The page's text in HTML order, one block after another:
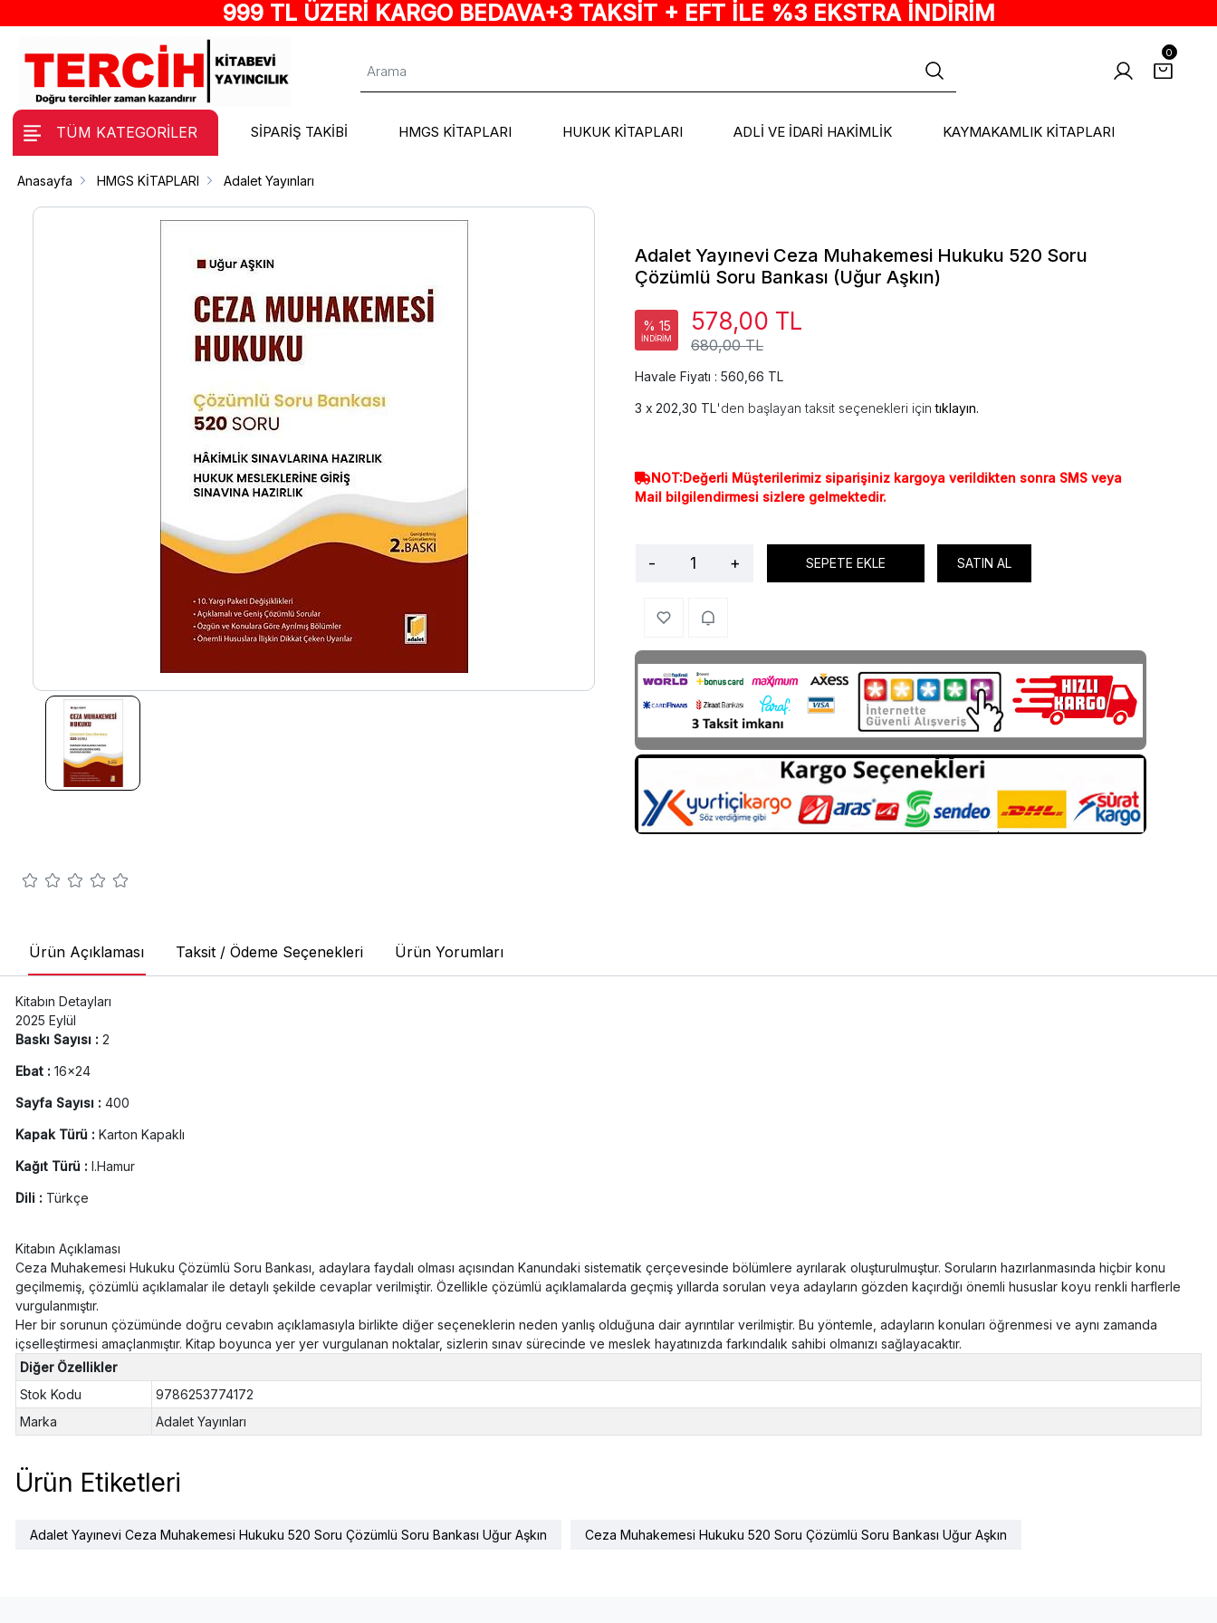
999 TL ÜZERİ KARGO BEDAVA+3 TAKSİT + EFT İLE %3 EKSTRA İNDİRİM
0
TÜM KATEGORİLER SİPARİŞ TAKİBİ HMGS KİTAPLARI HUKUK KİTAPLARI ADLİ VE İDARİ HAKİMLİK KAYMAKAMLIK KİTAPLARI
Anasayfa HMGS KİTAPLARI Adalet Yayınları
Adalet Yayınevi Ceza Muhakemesi Hukuku 520 Soru
Çözümlü Soru Bankası (Uğur Aşkın)
% 15
İNDİRİM 680,00 TL
578,00 TL
Havale Fiyatı : 560,66 TL
202,30 TL'den başlayan taksit seçenekleri içintıklayın.
NOT:Değerli Müşterilerimiz siparişiniz kargoya verildikten sonra SMS veya
Mail bilgilendirmesi sizlere gelmektedir.
- + SEPETE EKLE SATIN AL
Ürün Açıklaması Taksit / Ödeme Seçenekleri Ürün Yorumları
Kitabın Detayları
2025 Eylül
Baskı Sayısı : 2
Ebat : 16x24
Sayfa Sayısı : 400
Kapak Türü : Karton Kapaklı
Kağıt Türü : I.Hamur
Dili : Türkçe
Kitabın Açıklaması
Ceza Muhakemesi Hukuku Çözümlü Soru Bankası, adaylara faydalı olması açısından Kanundaki sistematik çerçevesinde bölümlere ayrılarak oluşturulmuştur. Soruların hazırlanmasında hiçbir konu
geçilmemiş, çözümlü açıklamalar ile detaylı şekilde cevaplar verilmiştir. Özellikle çözümlü açıklamalarda geçmiş yıllarda sorulan veya adayların gözden kaçırdığı önemli hususlar koyu renkli harflerle
vurgulanmıştır.
Her bir sorunun çözümünde doğru cevabın açıklamasıyla birlikte diğer seçeneklerin neden yanlış olduğuna dair ayrıntılar verilmiştir. Bu yöntemle, adayların konuları öğrenmesi ve aynı zamanda
içselleştirmesi amaçlanmıştır. Kitap boyunca yer yer vurgulanan noktalar, sizlerin sınav sürecinde ve meslek hayatınızda farkındalık sahibi olmanızı sağlayacaktır.
Diğer Özellikler
Stok Kodu
9786253774172
Marka
Adalet Yayınları
Ürün Etiketleri
Adalet Yayınevi Ceza Muhakemesi Hukuku 520 Soru Çözümlü Soru Bankası Uğur Aşkın Ceza Muhakemesi Hukuku 520 Soru Çözümlü Soru Bankası Uğur Aşkın